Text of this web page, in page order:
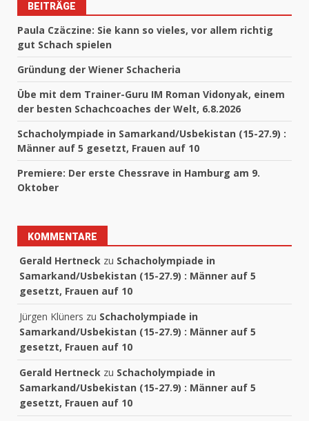
BEITRÄGE
Paula Czäczine: Sie kann so vieles, vor allem richtig
gut Schach spielen
Gründung der Wiener Schacheria
Übe mit dem Trainer-Guru IM Roman Vidonyak, einem
der besten Schachcoaches der Welt, 6.8.2026
Schacholympiade in Samarkand/Usbekistan (15-27.9) :
Männer auf 5 gesetzt, Frauen auf 10
Premiere: Der erste Chessrave in Hamburg am 9.
Oktober
KOMMENTARE
Gerald Hertneck zu Schacholympiade in
Samarkand/Usbekistan (15-27.9) : Männer auf 5
gesetzt, Frauen auf 10
Jürgen Klüners zu Schacholympiade in
Samarkand/Usbekistan (15-27.9) : Männer auf 5
gesetzt, Frauen auf 10
Gerald Hertneck zu Schacholympiade in
Samarkand/Usbekistan (15-27.9) : Männer auf 5
gesetzt, Frauen auf 10